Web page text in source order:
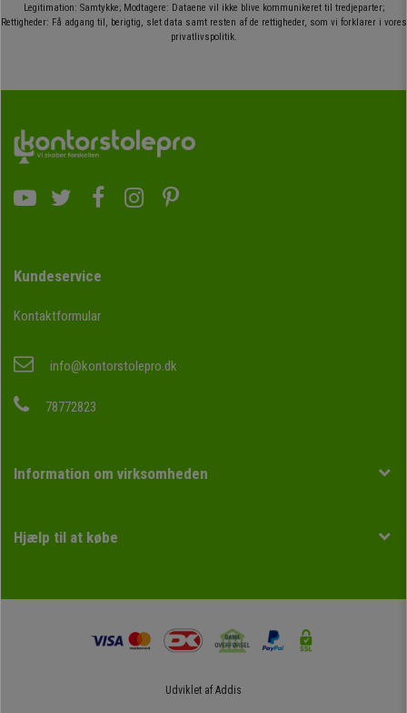
Legitimation: Samtykke; Modtagere: Dataene vil ikke blive kommunikeret til tredjeparter;
Rettigheder: Få adgang til, berigtig, slet data samt resten af de rettigheder, som vi forklarer i vores
privatlivspolitik.
Kundeservice
Kontaktformular
info@kontorstolepro.dk
78772823
Information om virksomheden
Hjælp til at købe
Udviklet afAddis